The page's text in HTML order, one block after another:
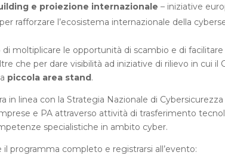
e proiezione internazionale – iniziative
rafforzare l’ecosistema internazionale della
di moltiplicare le opportunità di scambio e di
che per dare visibilità ad iniziative di rilievo in cui il
piccola area stand.
in linea con la Strategia Nazionale di
e PA attraverso attività di trasferimento
specialistiche in ambito cyber.
il programma completo e registrarsi all’evento: